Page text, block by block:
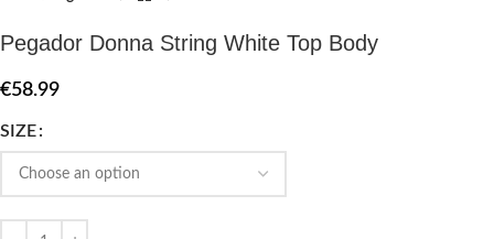
Pegador Donna String White Top Body
€58.99
SIZE